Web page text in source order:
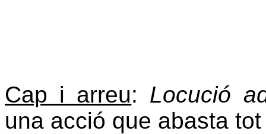
Cap i arreu: Locució
una acció que abasta